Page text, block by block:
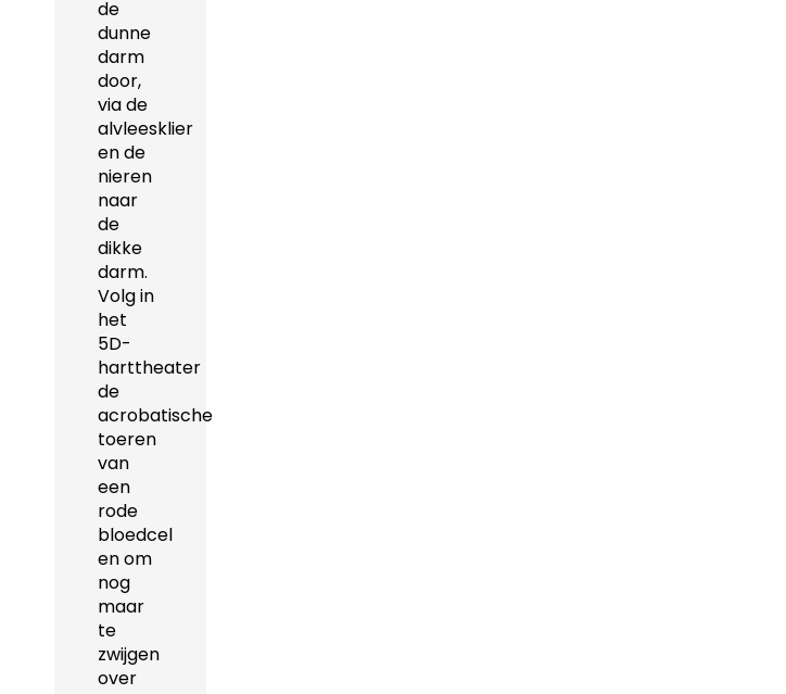
de
dunne
darm
door,
via de
alvleesklier
en de
nieren
naar
de
dikke
darm.
Volg in
het
5D-
harttheater
de
acrobatische
toeren
van
een
rode
bloedcel
en om
nog
maar
te
zwijgen
over